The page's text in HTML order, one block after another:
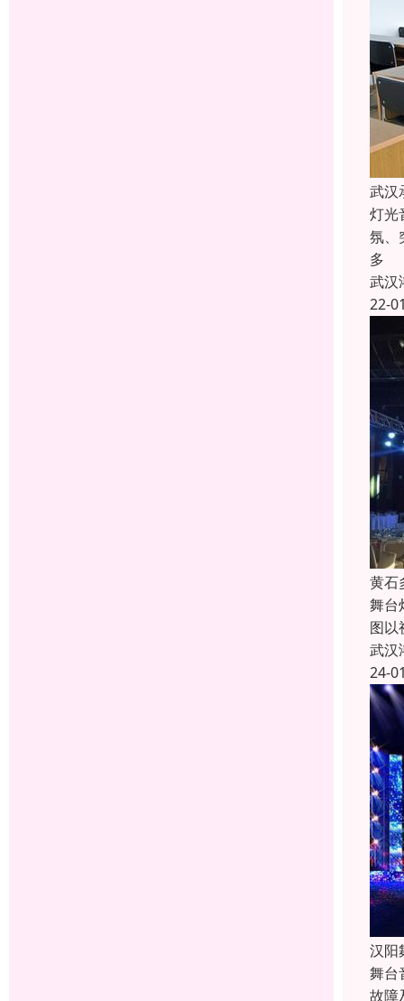
武汉
灯光
氛、
多
武汉
22-
黄石
舞台
图以
武汉
24-
汉阳
舞台
故